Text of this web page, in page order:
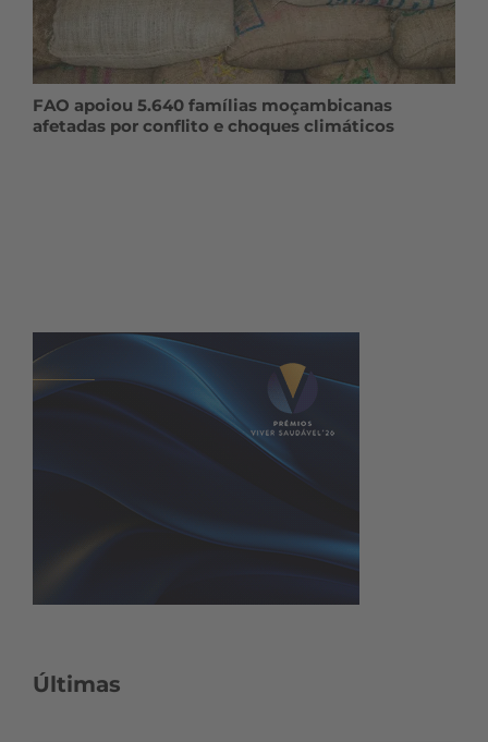
FAO apoiou 5.640 famílias moçambicanas
afetadas por conflito e choques climáticos
Últimas